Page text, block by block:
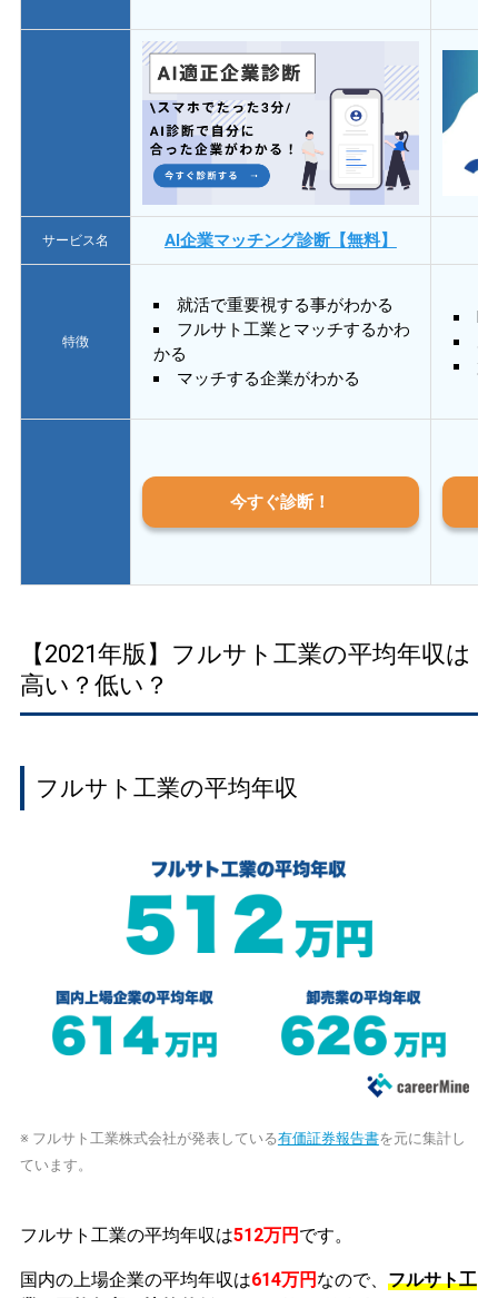
サービス名 AI企業マッチング診断【無料】
特徴
就活で重要視する事がわかる
フルサト工業とマッチするかわ
かる
マッチする企業がわかる
質
今すぐ診断！
【2021年版】フルサト工業の平均年収は
高い？低い？
フルサト工業の平均年収
※ フルサト工業株式会社が発表している有価証券報告書を元に集計し
ています。
フルサト工業の平均年収は512万円 です。
国内の上場企業の平均年収は614万円 なので、 フルサト工